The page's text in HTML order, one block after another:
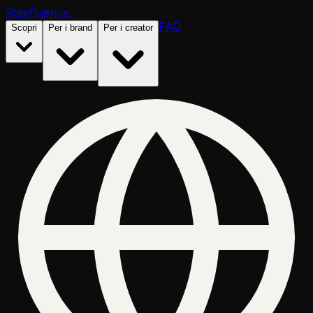
Stayfluence.
Scopri Per i brand Per i creator FAQ